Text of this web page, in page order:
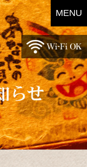
MENU